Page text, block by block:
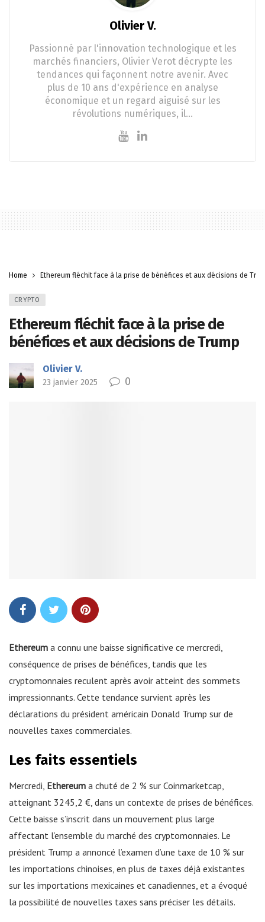
Olivier V.
Passionné par l'innovation technologique et les
marchés financiers, Olivier Verot décrypte les
tendances qui façonnent notre avenir. Avec
plus de 10 ans d'expérience en analyse
économique et un regard aiguisé sur les
révolutions numériques, il…
Home Ethereum fléchit face à la prise de bénéfices et aux décisions de
CRYPTO
Ethereum fléchit face à la prise de
bénéfices et aux décisions de Trump
Olivier V.
23 janvier 2025 0
Ethereum a connu une baisse significative ce mercredi,
conséquence de prises de bénéfices, tandis que les
cryptomonnaies reculent après avoir atteint des sommets
impressionnants. Cette tendance survient après les
déclarations du président américain Donald Trump sur de
nouvelles taxes commerciales.
Les faits essentiels
Mercredi, Ethereum a chuté de 2 % sur Coinmarketcap,
atteignant 3245,2 €, dans un contexte de prises de bénéfices.
Cette baisse s’inscrit dans un mouvement plus large
affectant l’ensemble du marché des cryptomonnaies. Le
président Trump a annoncé l’examen d’une taxe de 10 % sur
les importations chinoises, en plus de taxes déjà existantes
sur les importations mexicaines et canadiennes, et a évoqué
la possibilité de nouvelles taxes sans préciser les détails.